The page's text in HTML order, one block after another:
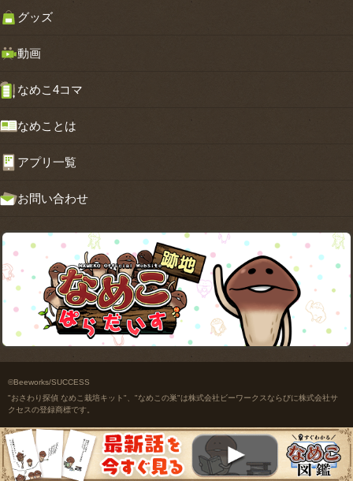
グッズ
動画
なめこ4コマ
なめことは
アプリ一覧
お問い合わせ
©Beeworks/SUCCESS
"おさわり探偵 なめこ栽培キット"、"なめこの巣"は株式会社ビーワークスならびに株式会社サ
クセスの登録商標です。